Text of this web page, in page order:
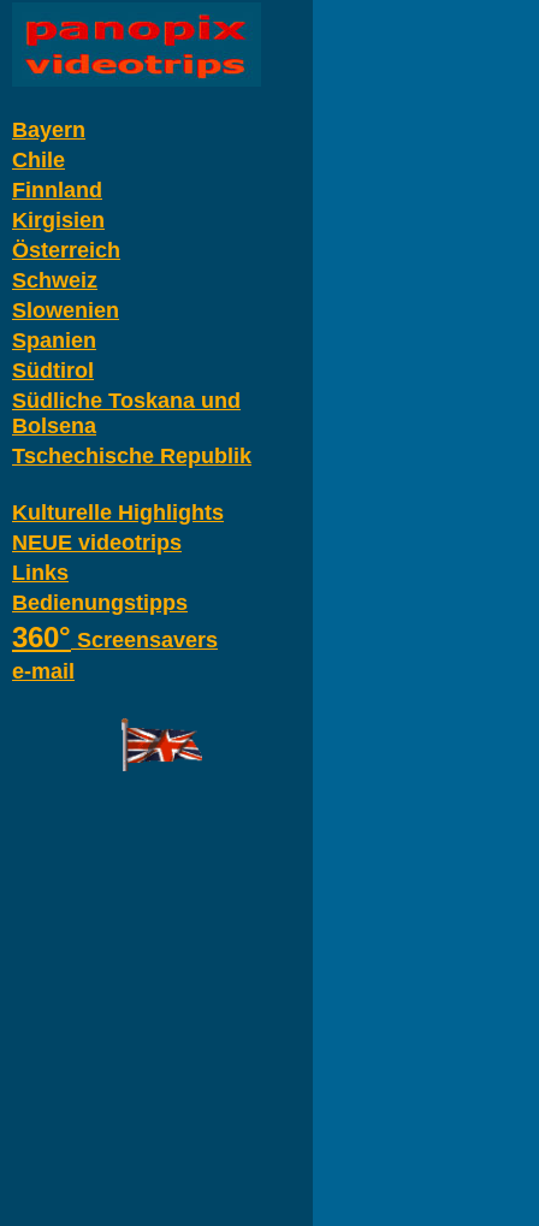
Bayern
Chile
Finnland
Kirgisien
Österreich
Schweiz
Slowenien
Spanien
Südtirol
Südliche Toskana und
Bolsena
Tschechische Republik
Kulturelle Highlights
NEUE videotrips
Links
Bedienungstipps
360° Screensavers
e-mail